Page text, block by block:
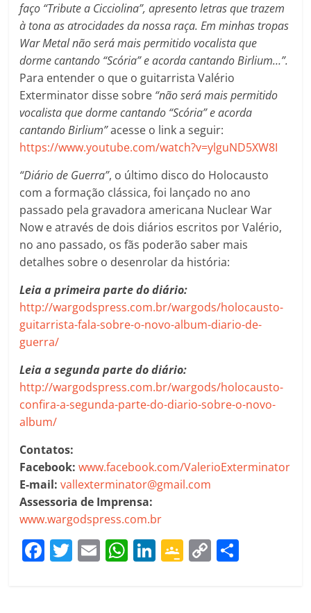
faço “Tribute a Cicciolina”, apresento letras que trazem
à tona as atrocidades da nossa raça. Em minhas tropas
War Metal não será mais permitido vocalista que
dorme cantando “Scória” e acorda cantando Birlium…”.
Para entender o que o guitarrista Valério
Exterminator disse sobre “não será mais permitido
vocalista que dorme cantando “Scória” e acorda
cantando Birlium”acesse o link a seguir:
https://www.youtube.com/watch?v=ylguND5XW8I
“Diário de Guerra”, o último disco do Holocausto
com a formação clássica, foi lançado no ano
passado pela gravadora americana Nuclear War
Now e através de dois diários escritos por Valério,
no ano passado, os fãs poderão saber mais
detalhes sobre o desenrolar da história:
Leia a primeira parte do diário:
http://wargodspress.com.br/wargods/holocausto-
guitarrista-fala-sobre-o-novo-album-diario-de-
guerra/
Leia a segunda parte do diário:
http://wargodspress.com.br/wargods/holocausto-
confira-a-segunda-parte-do-diario-sobre-o-novo-
album/
Contatos:
Facebook:www.facebook.com/ValerioExterminator
E-mail:vallexterminator@gmail.com
Assessoria de Imprensa:
www.wargodspress.com.br
F T E W Li G C